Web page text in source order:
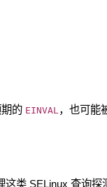
的 EINVAL ，也可能
这类 SELinux 查询探